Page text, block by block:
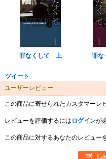
罪なくして 上 罪
ツイート
ユーザーレビュー
この商品に寄せられたカスタマーレ
レビューを評価するには ログインが
この商品に対するあなたのレビュー